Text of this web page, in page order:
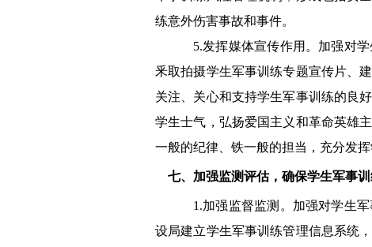
练意外伤害事故和事件。
5.发挥媒体宣传作用。加强对
釆取拍摄学生军事训练专题宣传片、
关注、关心和支持学生军事训练的良
学生士气，弘扬爱国主义和革命英雄
一般的纪律、铁一般的担当，充分发
七、加强监测评估，确保学生军事
1.加强监督监测。加强对学生
设局建立学生军事训练管理信息系统